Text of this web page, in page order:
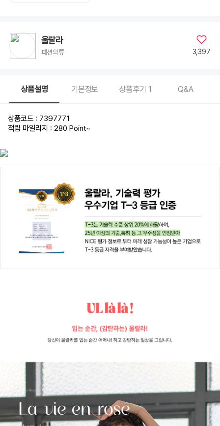
울랄라
패션의류 3,397
상품설명 기본정보 상품후기 1 Q&A
상품코드 : 7397771
적립 마일리지 : 280 Point~